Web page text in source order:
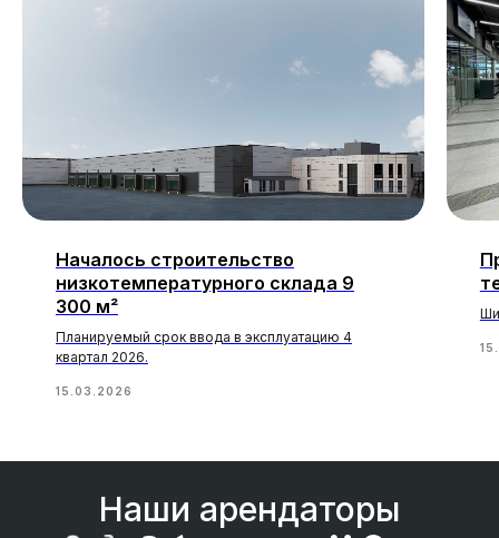
Началось строительство
низкотемпературного склада 9
300 м²
Планируемый срок ввода в эксплуатацию 4
квартал 2026.
15.03.2026
Наши арендаторы